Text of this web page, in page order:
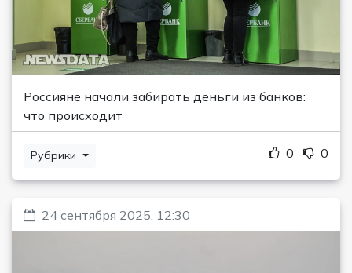
Россияне начали забирать деньги из банков:
что происходит
Рубрики 0 0
24 сентября 2025, 12:30